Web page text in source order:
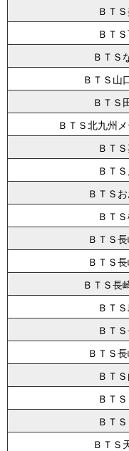
ＢＴ
ＢＴ
ＢＴＳ
ＢＴＳ山
ＢＴＳ
ＢＴＳ北九州
ＢＴ
ＢＴ
ＢＴＳ
ＢＴ
ＢＴＳ
ＢＴＳ
ＢＴＳ長
ＢＴ
ＢＴ
ＢＴＳ
ＢＴ
ＢＴ
ＢＴ
ＢＴＳ